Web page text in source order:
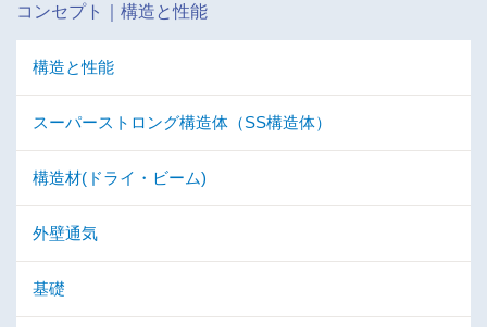
コンセプト｜構造と性能
構造と性能
スーパーストロング構造体（SS構造体）
構造材(ドライ・ビーム)
外壁通気
基礎